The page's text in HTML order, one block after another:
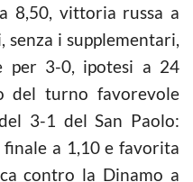
8,50, vittoria russa a
senza i supplementari,
per 3-0, ipotesi a 24
del turno favorevole
3-1 del San Paolo:
a 1,10 e favorita
contro la Dinamo a